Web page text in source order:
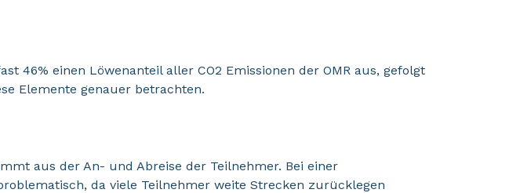
46% einen Löwenanteil aller CO2 Emissionen der OMR aus, gefolgt
Elemente genauer betrachten.
aus der An- und Abreise der Teilnehmer. Bei einer
da viele Teilnehmer weite Strecken zurücklegen